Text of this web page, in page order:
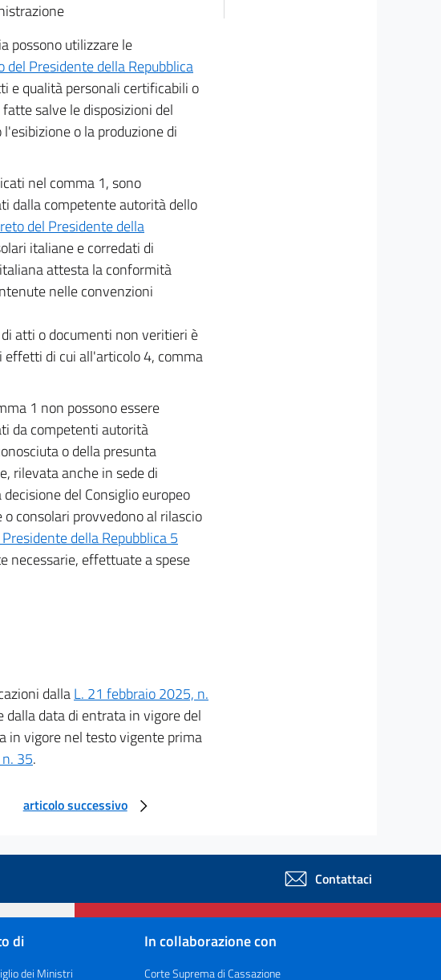
possono utilizzare le
Presidente della Repubblica
e qualità personali certificabili o
salve le disposizioni del
o la produzione di
nel comma 1, sono
dalla competente autorità dello
del Presidente della
italiane e corredati di
attesta la conformità
nelle convenzioni
atti o documenti non veritieri è
di cui all'articolo 4, comma
1 non possono essere
da competenti autorità
o della presunta
rilevata anche in sede di
del Consiglio europeo
consolari provvedono al rilascio
della Repubblica 5
necessarie, effettuate a spese
dallaL. 21 febbraio 2025, n.
dalla data di entrata in vigore del
in vigore nel testo vigente prima
35.
articolo successivo
Contattaci
di
dei Ministri
In collaborazione con
Corte Suprema di Cassazione